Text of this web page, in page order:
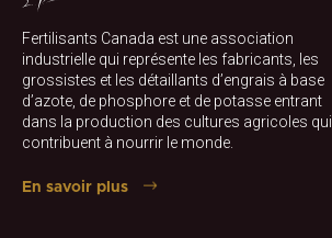
Fertilisants Canada est une association
industrielle qui représente les fabricants, les
grossistes et les détaillants d’engrais à base
d’azote, de phosphore et de potasse entrant
dans la production des cultures agricoles qui
contribuent à nourrir le monde.
En savoir plus